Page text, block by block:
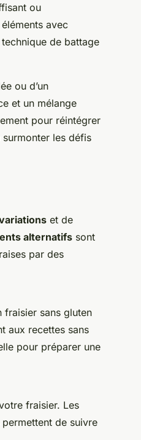
ou
avec
de battage
ou d’un
et un mélange
pour réintégrer
les défis
et de
alternatifs sont
par des
fraisier sans gluten
aux recettes sans
pour préparer une
fraisier. Les
de suivre